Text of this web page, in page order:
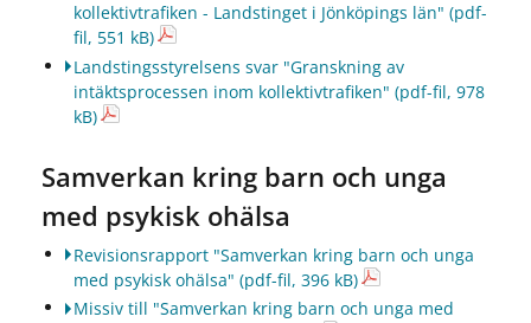
kollektivtrafiken - Landstinget i Jönköpings län" (pdf-
fil, 551 kB)
Landstingsstyrelsens svar "Granskning av
intäktsprocessen inom kollektivtrafiken" (pdf-fil, 978
kB)
Samverkan kring barn och unga
med psykisk ohälsa
Revisionsrapport "Samverkan kring barn och unga
med psykisk ohälsa" (pdf-fil, 396 kB)
Missiv till "Samverkan kring barn och unga med